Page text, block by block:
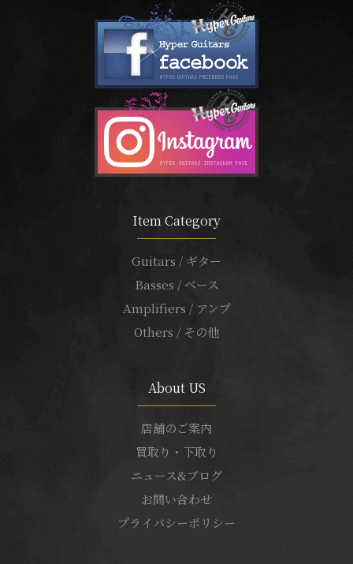
Item Category
Guitars / ギター
Basses / ベース
Amplifiers / アンプ
Others / その他
About US
店舗のご案内
買取り・下取り
ニュース&ブログ
お問い合わせ
プライバシーポリシー